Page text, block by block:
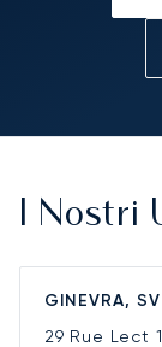
I Nostri
GINEVRA,
29 Rue Lect